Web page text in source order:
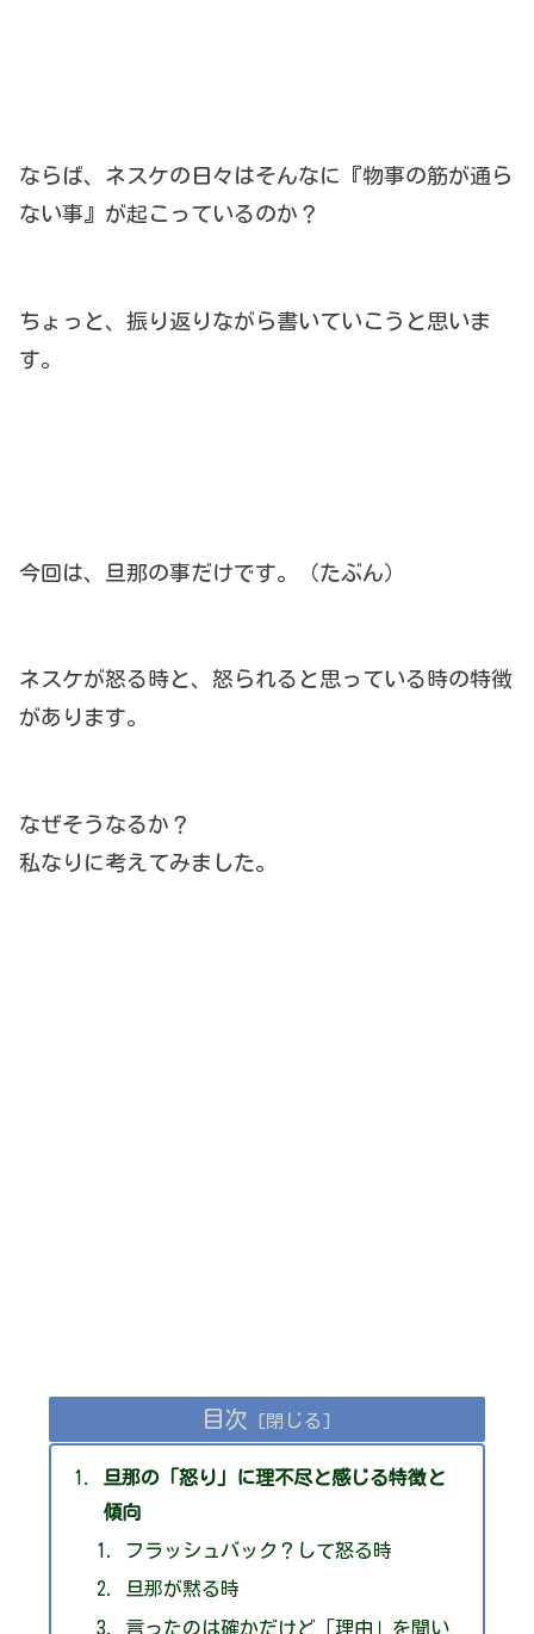
ならば、ネスケの日々はそんなに『物事の筋が通ら
ない事』が起こっているのか？
ちょっと、振り返りながら書いていこうと思いま
す。
今回は、旦那の事だけです。（たぶん）
ネスケが怒る時と、怒られると思っている時の特徴
があります。
なぜそうなるか？
私なりに考えてみました。
目次
旦那の「怒り」に理不尽と感じる特徴と
傾向
フラッシュバック？して怒る時
旦那が黙る時
言ったのは確かだけど「理由」を聞い